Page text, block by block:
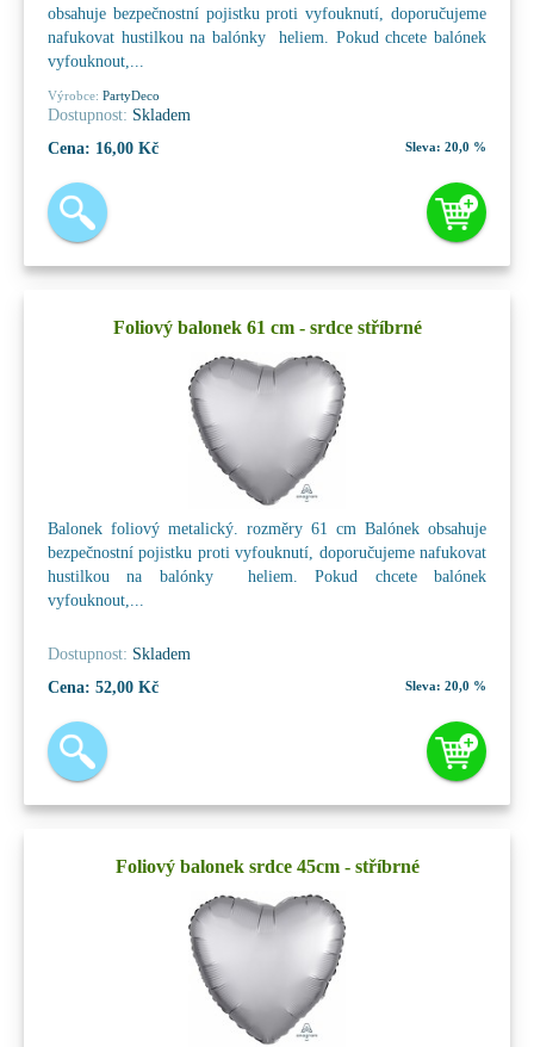
obsahuje bezpečnostní pojistku proti vyfouknutí, doporučujeme
nafukovat hustilkou na balónky heliem. Pokud chcete balónek
vyfouknout,...
Výrobce: PartyDeco
Dostupnost: Skladem
Cena: 16,00 Kč Sleva: 20,0 %
Foliový balonek 61 cm - srdce stříbrné
Balonek foliový metalický. rozměry 61 cm Balónek obsahuje
bezpečnostní pojistku proti vyfouknutí, doporučujeme nafukovat
hustilkou na balónky heliem. Pokud chcete balónek
vyfouknout,...
Dostupnost: Skladem
Cena: 52,00 Kč Sleva: 20,0 %
Foliový balonek srdce 45cm - stříbrné